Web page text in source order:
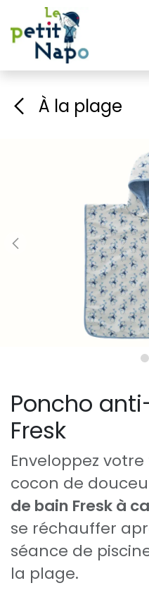
Se rendre au
À la plage
Poncho
Fresk
Enveloppez
cocon de
de bain Fresk à
se réchauffer
séance de
la plage.